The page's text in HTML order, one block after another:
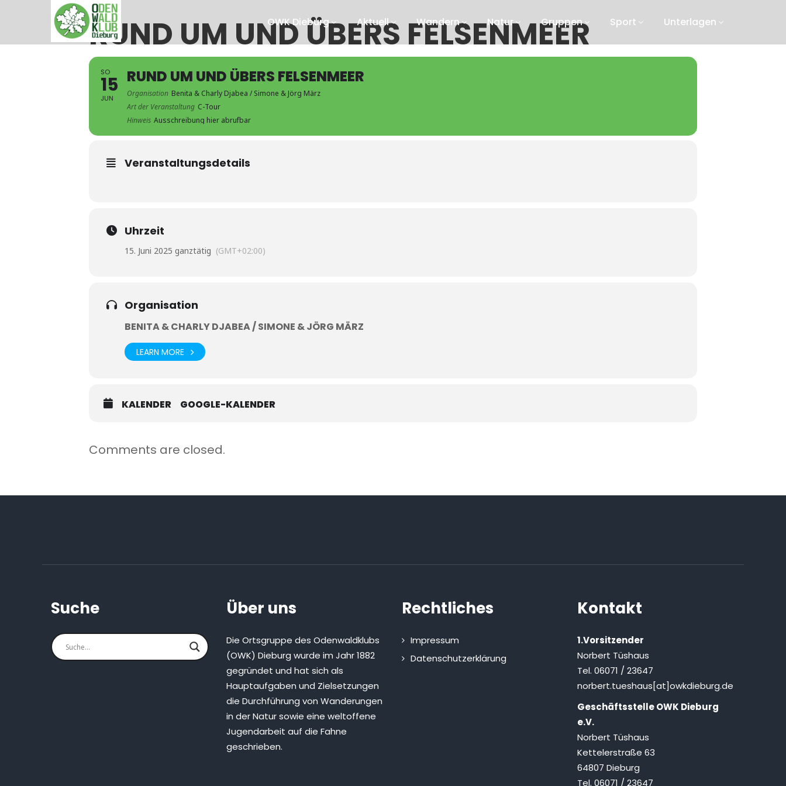
OWK Dieburg Aktuell Wandern Natur Gruppen Sport Unterlagen
RUND UM UND ÜBERS FELSENMEER
SO
15
JUN
RUND UM UND ÜBERS FELSENMEER
Organisation Benita & Charly Djabea / Simone & Jörg März
Art der Veranstaltung C-Tour
Hinweis Ausschreibung hier abrufbar
Veranstaltungsdetails
Uhrzeit
15. Juni 2025 ganztätig (GMT+02:00)
Organisation
BENITA & CHARLY DJABEA / SIMONE & JÖRG MÄRZ
LEARN MORE
KALENDER GOOGLE-KALENDER
Comments are closed.
Suche Über uns
Die Ortsgruppe des Odenwaldklubs
(OWK) Dieburg wurde im Jahr 1882
gegründet und hat sich als
Hauptaufgaben und Zielsetzungen
die Durchführung von Wanderungen
in der Natur sowie eine weltoffene
Jugendarbeit auf die Fahne
geschrieben.
Rechtliches
Impressum
Datenschutzerklärung
Kontakt
1.Vorsitzender
Norbert Tüshaus
Tel. 06071 / 23647
norbert.tueshaus[at]owkdieburg.de
Geschäftsstelle OWK Dieburg
e.V.
Norbert Tüshaus
Kettelerstraße 63
64807 Dieburg
Tel. 06071 / 23647